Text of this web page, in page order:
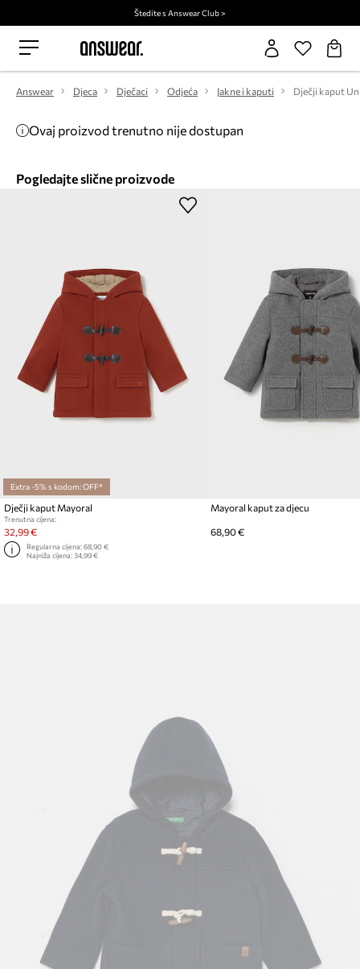
Štedite s Answear Club >
Answear Djeca Dječaci Odjeća Jakne i kaputi
Ovaj proizvod trenutno nije dostupan
Pogledajte slične proizvode
Extra -5% s kodom: OFF*
Dječji kaput Mayoral
Trenutna cijena:
32,99 €
Regularna cijena:68,90 €
Najniža cijena:34,99 €
Mayoral kaput za djecu
68,90 €